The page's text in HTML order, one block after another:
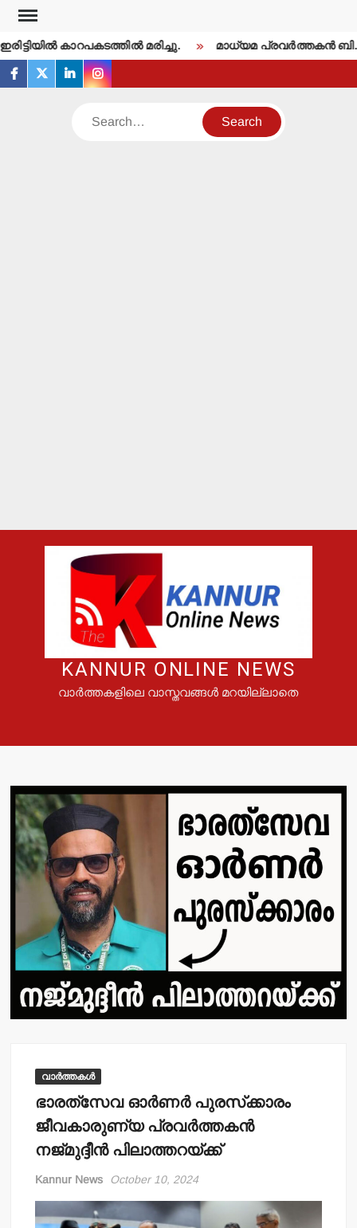
Skip
content
കാറപകടത്തില്‍ മരിച്ചു. മാധ്യമ പ്രവര്‍ത്തകന്‍
facebook
twitterlinkedininstagram
Search
KANNUR ONLINE NEWS
വാർത്തകളിലെ വാസ്തവങ്ങൾ മറയില്ലാതെ
വാർത്തകൾ
ഭാരത്‌സേവ ഓര്‍ണര്‍ പുരസ്‌ക്കാരം
ജീവകാരുണ്യ പ്രവര്‍ത്തകന്‍
നജ്മുദ്ദീന്‍ പിലാത്തറയ്ക്ക്
Kannur News October 10, 2024